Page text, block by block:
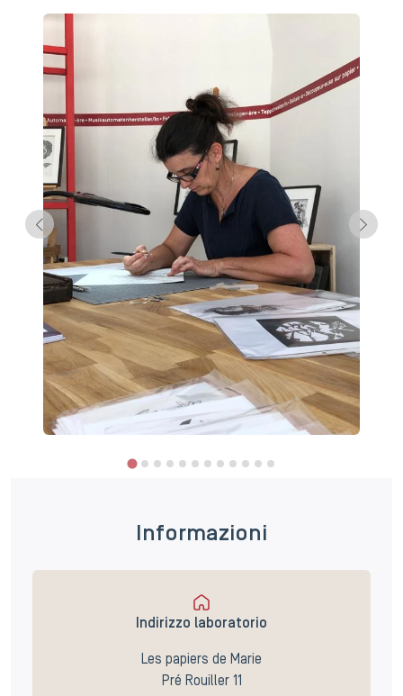
Informazioni
Indirizzo laboratorio
Les papiers de Marie
Pré Rouiller 11